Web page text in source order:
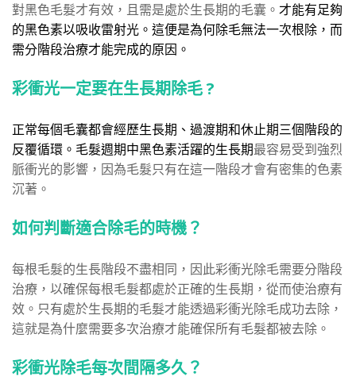
對黑色毛髮才有效，且需是處於生長期的毛囊。 才能有足夠
的黑色素以吸收雷射光。這便是為何除毛無法一次根除，而
需分階段治療才能完成的原因。
彩衝光一定要在生長期除毛 ?
正常每個毛囊都會經歷生長期、過渡期和休止期三個階段的
反覆循環。毛髮週期中黑色素活躍的生長期最容易受到強烈
脈衝光的影響，因為毛髮只有在這一階段才會有密集的色素
沉著。
如何判斷適合除毛的時機？
每根毛髮的生長階段不盡相同，因此彩衝光除毛需要分階段
治療，以確保每根毛髮都處於正確的生長期，從而使治療有
效。只有處於生長期的毛髮才能透過彩衝光除毛成功去除，
這就是為什麼需要多次治療才能確保所有毛髮都被去除。
彩衝光除毛每次間隔多久？